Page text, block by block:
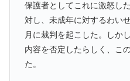
保護者としてこれに激怒し
対し、未成年に対するわい
月に裁判を起こした。しか
内容を否定したらしく、こ
た。